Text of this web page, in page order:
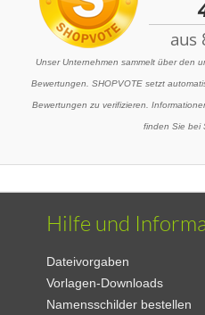
Glänzend
Unser Unternehmen sammelt über den
Bewertungen. SHOPVOTE setzt
Bewertungen zu verifizieren.
finden Sie bei
Hilfe und
Dateivorgaben
Vorlagen-Downloads
Namensschilder bestellen